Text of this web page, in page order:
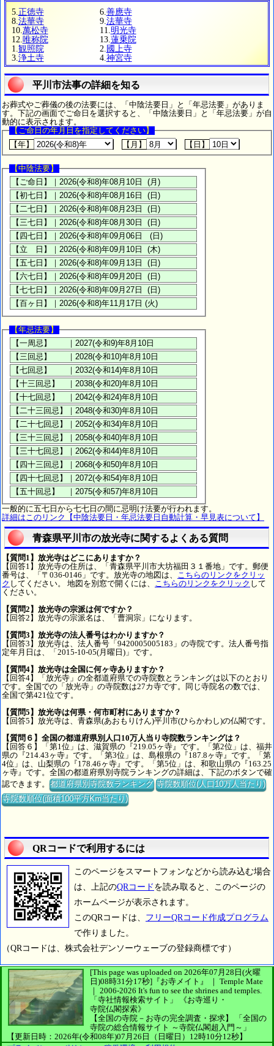
5. 正徳寺 6. 善應寺
8. 法華寺 9. 法華寺
10. 萬松寺 11. 明光寺
12. 唯称院 13. 蓮乗院
1. 観照院 2. 國上寺
3. 浄土寺 4. 神宮寺
平川市法事の詳細を知る
お葬式やご葬儀の後の法要には、「中陰法要日」と「年忌法要」がありま
す。下記の画面でご命日を選択すると、「中陰法要日」と「年忌法要」が自
動的に表示されます。
【ご命日の年月日を指定してください】
【年】
【月】 【日】
【中陰法要】
【年忌法要】
一般的に五七日から七七日の間に忌明け法要が行われます。
詳細はこのリンク【中陰法要日・年忌法要日自動計算・早見表について】
青森県平川市の放光寺に関するよくある質問
【質問1】放光寺はどこにありますか？
【回答1】放光寺の住所は、「青森県平川市大坊福田３１番地」です。郵便
番号は、「〒036-0146」です。放光寺の地図は、 こちらのリンクをクリッ
ク してください。 地図を別窓で開くには、 こちらのリンクをクリック して
ください。
【質問2】放光寺の宗派は何ですか？
【回答2】放光寺の宗派名は、「曹洞宗」になります。
【質問3】放光寺の法人番号はわかりますか？
【回答3】放光寺は、法人番号「9420005005183」の寺院です。法人番号指
定年月日は、「2015-10-05(月曜日)」です。
【質問4】放光寺は全国に何ヶ寺ありますか？
【回答4】「放光寺」の全都道府県での寺院数とランキングは以下のとおり
です。全国での「放光寺」の寺院数は27カ寺です。同じ寺院名の数では、
全国で第421位です。
【質問5】放光寺は何県・何市町村にありますか？
【回答5】放光寺は、青森県(あおもりけん)平川市(ひらかわし)の仏閣です。
【質問６】全国の都道府県別人口10万人当り寺院数ランキングは？
【回答６】「第1位」は、滋賀県の『219.05ヶ寺』です。「第2位」は、福井
県の『214.43ヶ寺』です。「第3位」は、島根県の『187.8ヶ寺』です。「第
4位」は、山梨県の『178.46ヶ寺』です。「第5位」は、和歌山県の『163.25
ヶ寺』です。全国の都道府県別寺院ランキングの詳細は、下記のボタンで確
認できます。都道府県別寺院数ランキング 寺院数順位(人口10万人当たり)
寺院数順位(面積100平方Km当たり)
QRコードで利用するには
このページをスマートフォンなどから読み込む場合
は、上記のQRコード を読み取ると、このページの
ホームページが表示されます。
このQRコードは、 フリーQRコード作成プログラム
で作りました。
（QRコードは、株式会社デンソーウェーブの登録商標です）
[This page was uploaded on 2026年07月28日(火曜
日)08時31分17秒] 『お寺メイト』 ｜ Temple Mate
｜ 2006-2026 It's fun to see the shrines and temples.
「寺社情報検索サイト」
《お寺巡り・
寺院仏閣探索》
【全国の寺院－お寺の完全調査・探求】
「全国の
寺院の総合情報サイト ～寺院仏閣超入門～」
【更新日時：2026年(令和08年)07月26日（日曜日）12時10分12秒】